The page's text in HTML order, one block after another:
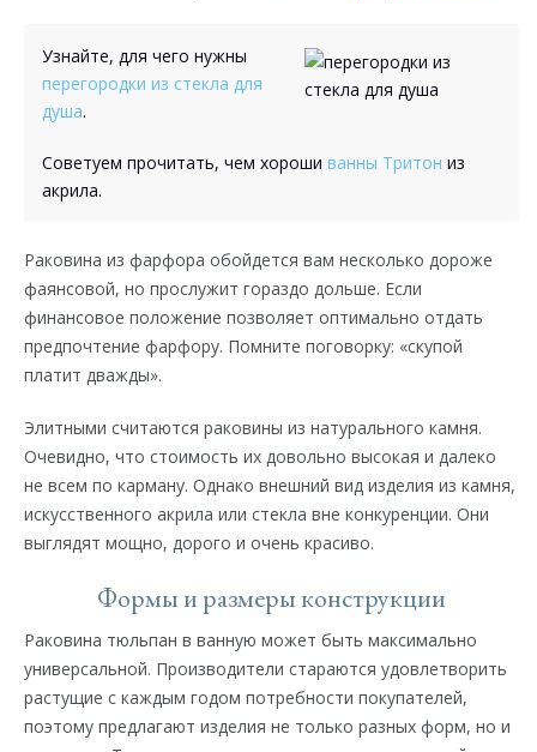
Узнайте, для чего нужны
перегородки из стекла для
душа.
Советуем прочитать, чем хороши ванны Тритон из
акрила.
Раковина из фарфора обойдется вам несколько дороже
фаянсовой, но прослужит гораздо дольше. Если
финансовое положение позволяет оптимально отдать
предпочтение фарфору. Помните поговорку: «скупой
платит дважды».
Элитными считаются раковины из натурального камня.
Очевидно, что стоимость их довольно высокая и далеко
не всем по карману. Однако внешний вид изделия из камня,
искусственного акрила или стекла вне конкуренции. Они
выглядят мощно, дорого и очень красиво.
Формы и размеры конструкции
Раковина тюльпан в ванную может быть максимально
универсальной. Производители стараются удовлетворить
растущие с каждым годом потребности покупателей,
поэтому предлагают изделия не только разных форм, но и